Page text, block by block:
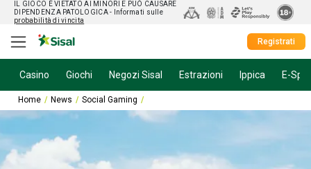
IL GIOCO È VIETATO AI MINORI E PUÒ CAUSARE
DIPENDENZA PATOLOGICA - Informati sulle
probabilità di vincita
Registrati
Casino Giochi Negozi Sisal Estrazioni Ippica E-
Home News Social Gaming